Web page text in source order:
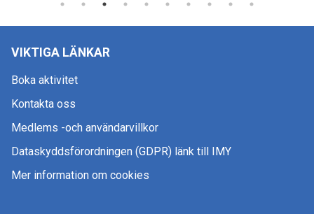
VIKTIGA LÄNKAR
Boka aktivitet
Kontakta oss
Medlems -och användarvillkor
Dataskyddsförordningen (GDPR) länk till IMY
Mer information om cookies